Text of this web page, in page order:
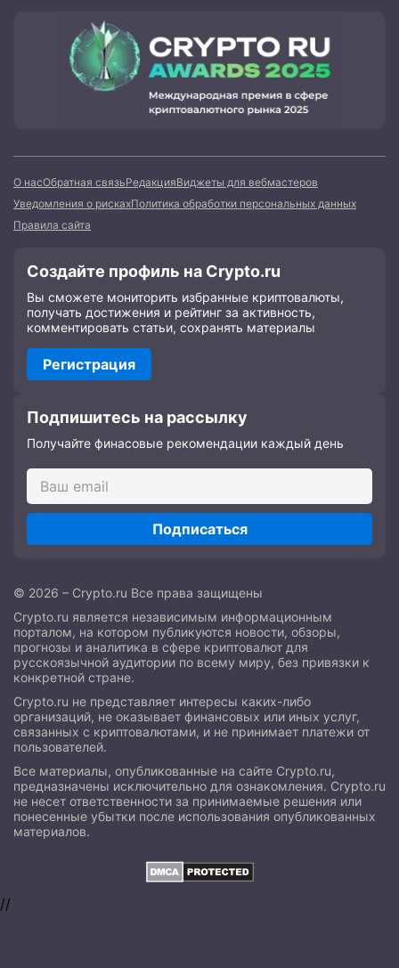
О насОбратная связьРедакцияВиджеты для вебмастеров
Уведомления о рискахПолитика обработки персональных данных
Правила сайта
Создайте профиль на Crypto.ru
Вы сможете мониторить избранные криптовалюты,
получать достижения и рейтинг за активность,
комментировать статьи, сохранять материалы
Регистрация
Подпишитесь на рассылку
Получайте финасовые рекомендации каждый день
Подписаться
© 2026 – Crypto.ru Все права защищены
Crypto.ru является независимым информационным
порталом, на котором публикуются новости, обзоры,
прогнозы и аналитика в сфере криптовалют для
русскоязычной аудитории по всему миру, без привязки к
конкретной стране.
Crypto.ru не представляет интересы каких-либо
организаций, не оказывает финансовых или иных услуг,
связанных с криптовалютами, и не принимает платежи от
пользователей.
Все материалы, опубликованные на сайте Crypto.ru,
предназначены исключительно для ознакомления. Crypto.ru
не несет ответственности за принимаемые решения или
понесенные убытки после использования опубликованных
материалов.
//